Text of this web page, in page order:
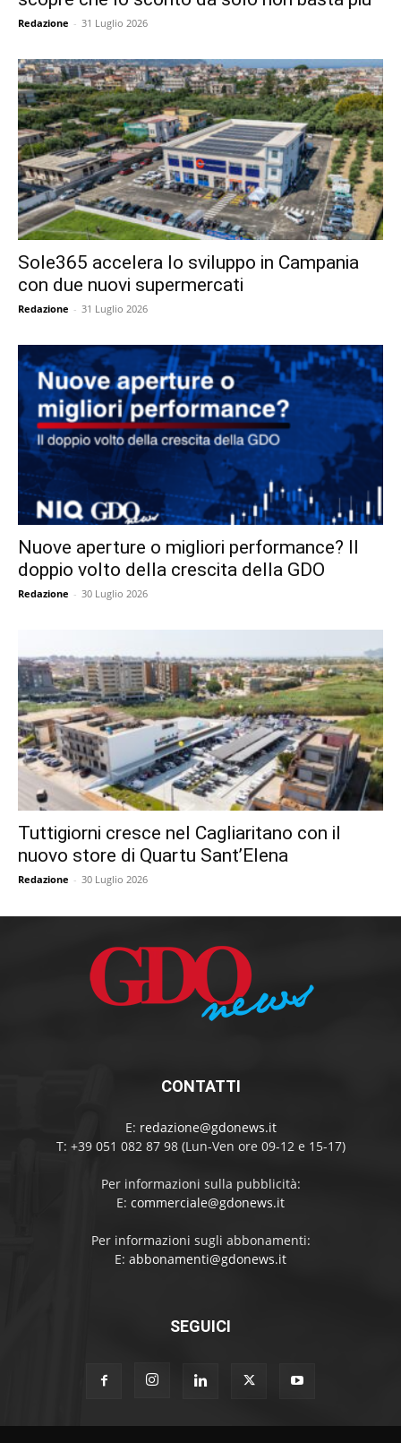
Redazione - 31 Luglio 2026
Sole365 accelera lo sviluppo in Campania
con due nuovi supermercati
Redazione - 31 Luglio 2026
Nuove aperture o migliori performance? Il
doppio volto della crescita della GDO
Redazione - 30 Luglio 2026
Tuttigiorni cresce nel Cagliaritano con il
nuovo store di Quartu Sant’Elena
Redazione - 30 Luglio 2026
CONTATTI
E: redazione@gdonews.it
T: +39 051 082 87 98 (Lun-Ven ore 09-12 e 15-17)
Per informazioni sulla pubblicità:
E: commerciale@gdonews.it
Per informazioni sugli abbonamenti:
E: abbonamenti@gdonews.it
SEGUICI